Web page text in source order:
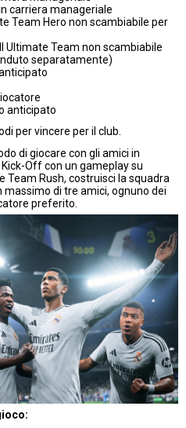
carriera manageriale
Team Hero non scambiabile per
Ultimate Team non scambiabile
separatamente)
anticipato
per vincere per il club.
di giocare con gli amici in
Off con un gameplay su
Team Rush, costruisci la squadra
massimo di tre amici, ognuno dei
preferito.